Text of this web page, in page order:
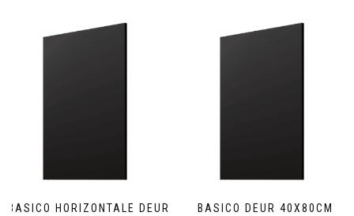
BASICO HORIZONTALE DEUR
BASICO DEUR 40X80CM